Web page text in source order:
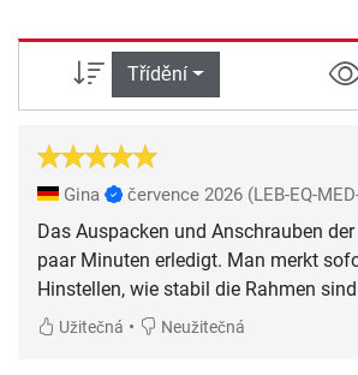
Třídění
Gina července 2026 (LEB-EQ-
Das Auspacken und Anschrauben
paar Minuten erledigt. Man merkt
Hinstellen, wie stabil die Rahmen sind
Užitečná • Neužitečná